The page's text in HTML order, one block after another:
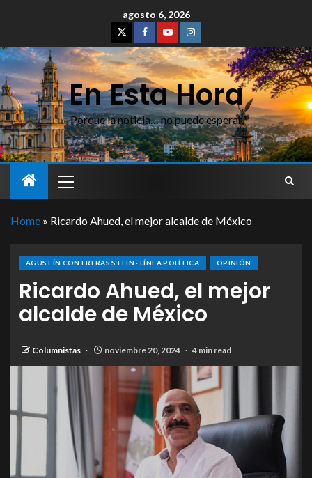
agosto 6, 2026
En Esta Hora
Porque la noticia… no puede esperar
Home » Ricardo Ahued, el mejor alcalde de México
AGUSTÍN CONTRERAS STEIN · LÍNEA POLÍTICA OPINIÓN
Ricardo Ahued, el mejor
alcalde de México
Columnistas noviembre 20, 2024 4 min read